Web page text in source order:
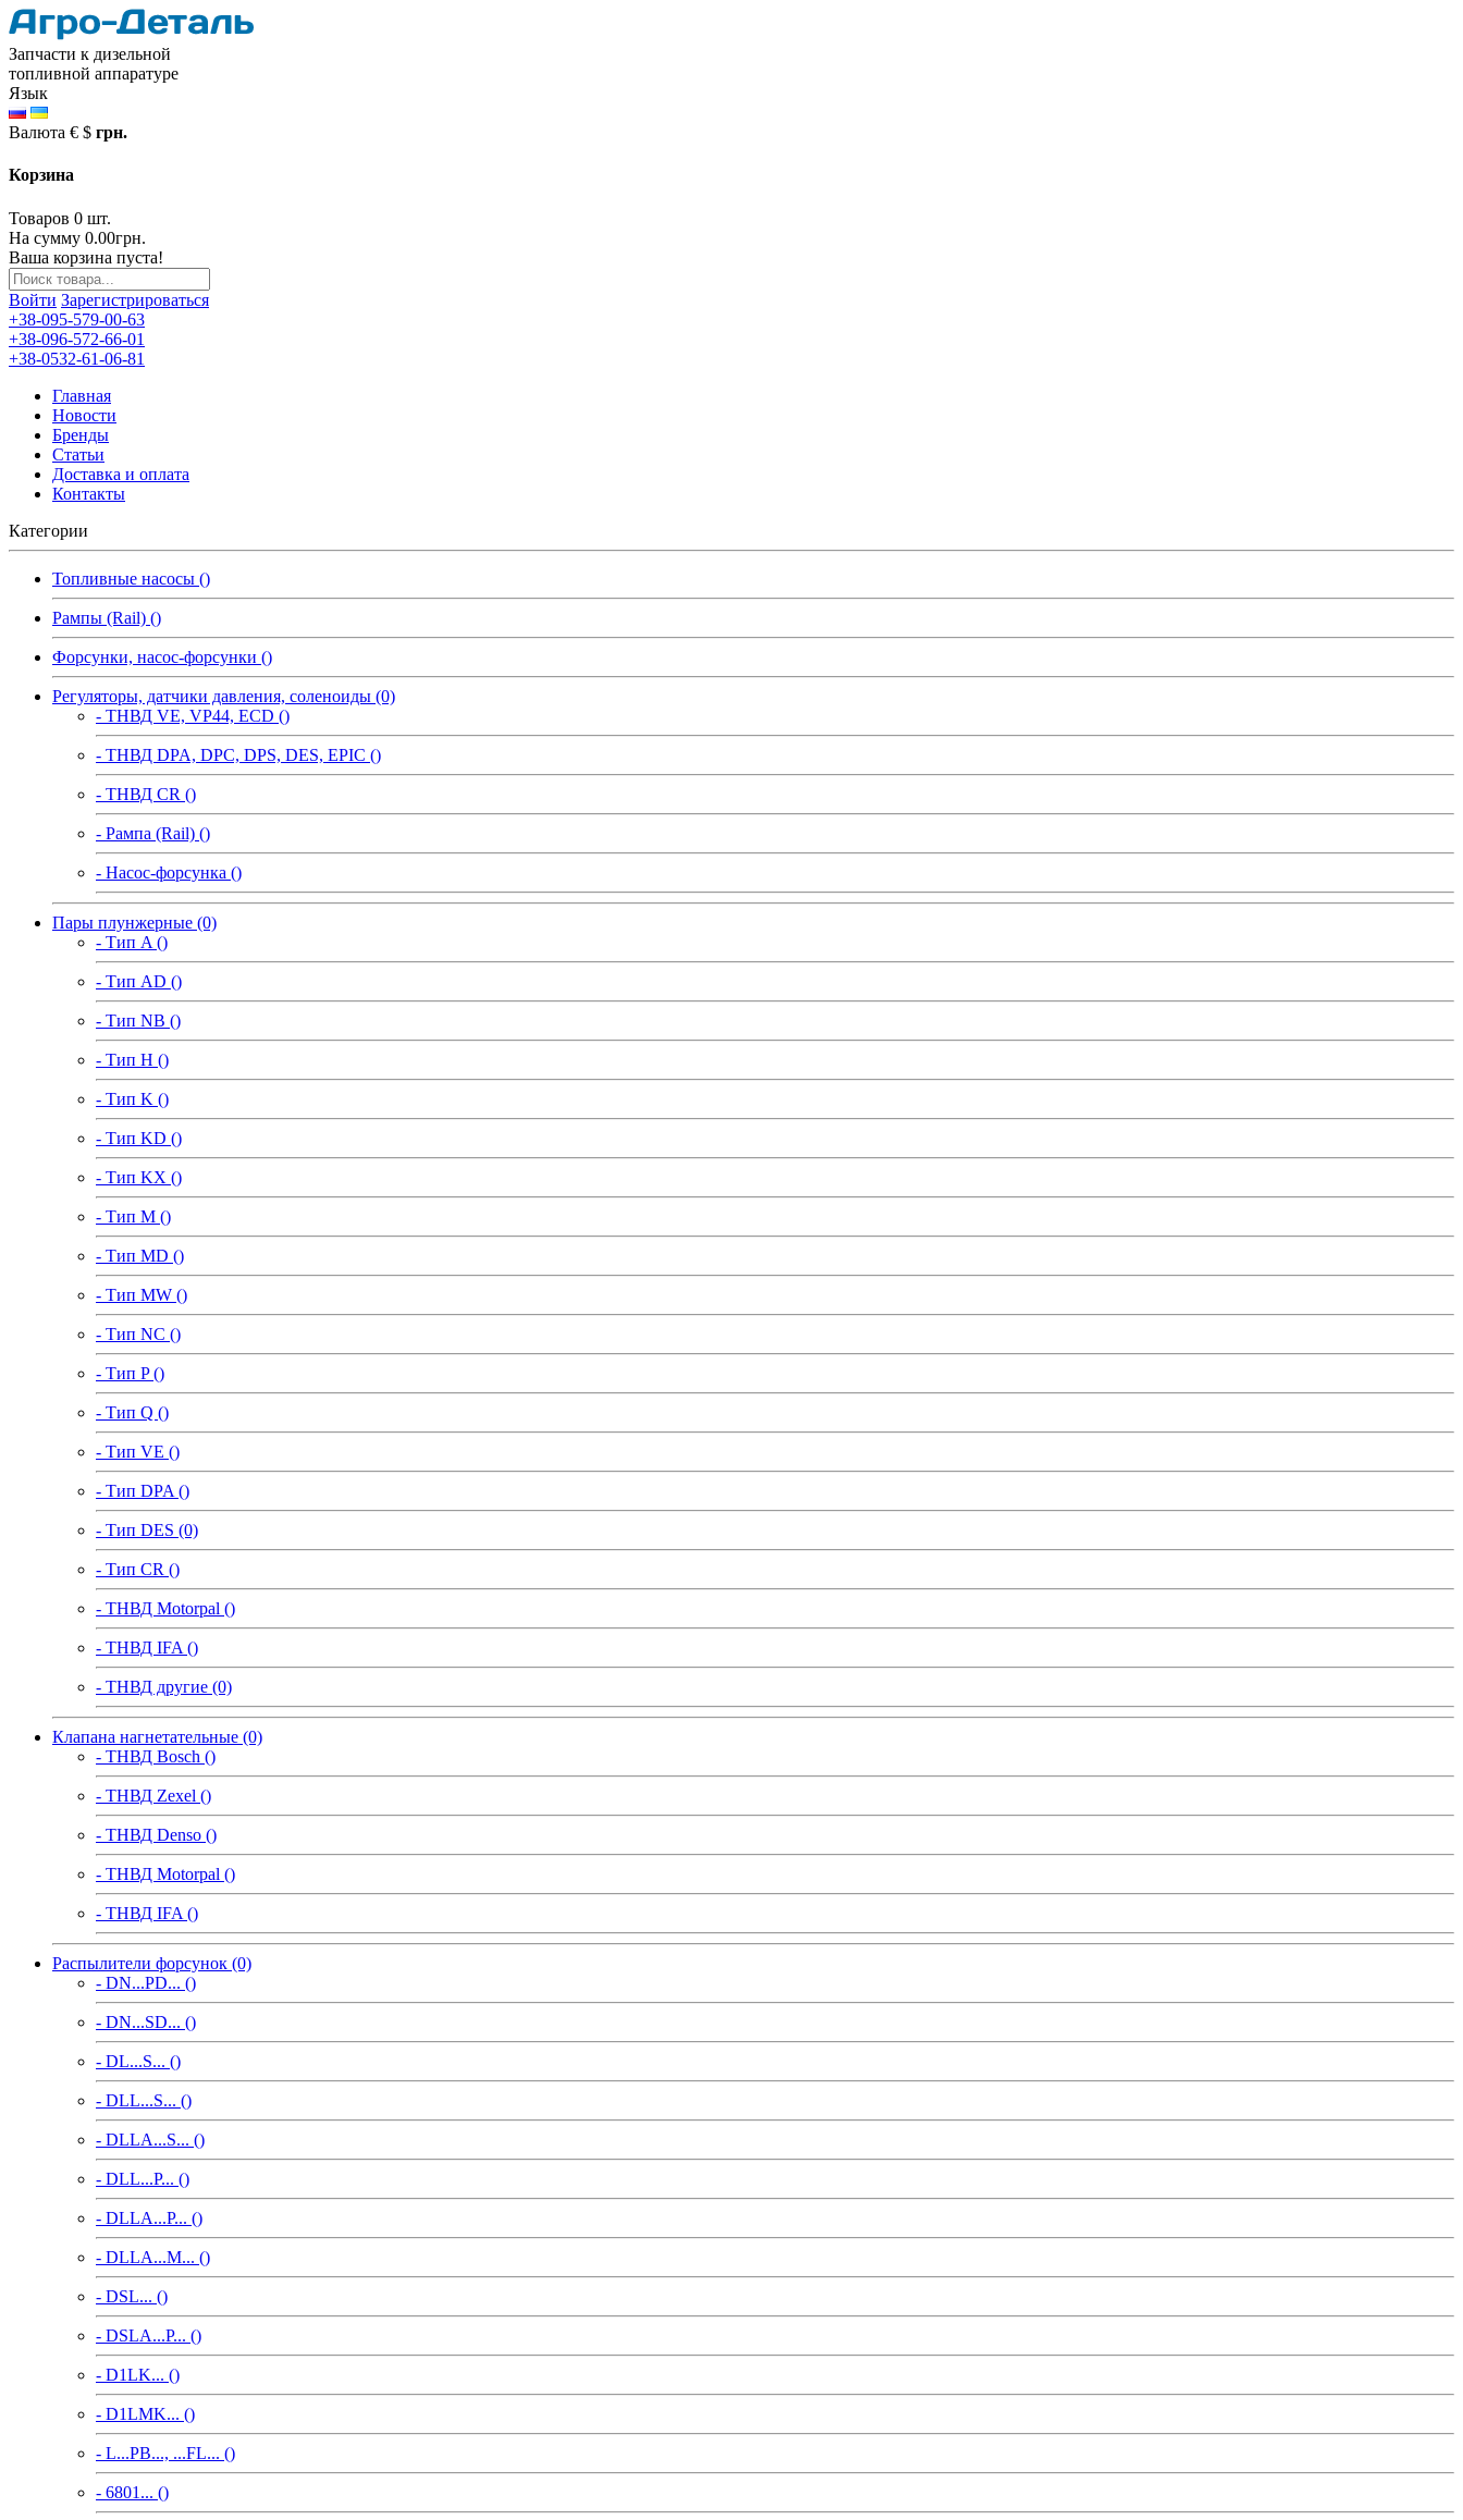
Запчасти к дизельной
топливной аппаратуре
Язык
Валюта € $ грн.
Корзина
Товаров 0 шт.
На сумму 0.00грн.
Ваша корзина пуста!
Войти Зарегистрироваться
+38-095-579-00-63
+38-096-572-66-01
+38-0532-61-06-81
Главная
Новости
Бренды
Статьи
Доставка и оплата
Контакты
Категории
Топливные насосы ()
Рампы (Rail) ()
Форсунки, насос-форсунки ()
Регуляторы, датчики давления, соленоиды (0)
- ТНВД VE, VP44, ECD ()
- ТНВД DPA, DPC, DPS, DES, EPIC ()
- ТНВД CR ()
- Рампа (Rail) ()
- Насос-форсунка ()
Пары плунжерные (0)
- Тип A ()
- Тип AD ()
- Тип NB ()
- Тип H ()
- Тип K ()
- Тип KD ()
- Тип KX ()
- Тип M ()
- Тип MD ()
- Тип MW ()
- Тип NC ()
- Тип P ()
- Тип Q ()
- Тип VE ()
- Тип DPA ()
- Тип DES (0)
- Тип CR ()
- ТНВД Motorpal ()
- ТНВД IFA ()
- ТНВД другие (0)
Клапана нагнетательные (0)
- ТНВД Bosch ()
- ТНВД Zexel ()
- ТНВД Denso ()
- ТНВД Motorpal ()
- ТНВД IFA ()
Распылители форсунок (0)
- DN...PD... ()
- DN...SD... ()
- DL...S... ()
- DLL...S... ()
- DLLA...S... ()
- DLL...P... ()
- DLLA...P... ()
- DLLA...M... ()
- DSL... ()
- DSLA...P... ()
- D1LK... ()
- D1LMK... ()
- L...PB..., ...FL... ()
- 6801... ()